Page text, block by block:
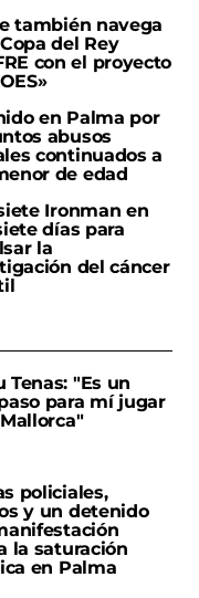
también navega
del Rey
con el proyecto
en Palma por
abusos
continuados a
de edad
Ironman en
días para
la
del cáncer
Tenas: "Es un
para mí jugar
policiales,
y un detenido
la saturación
en Palma